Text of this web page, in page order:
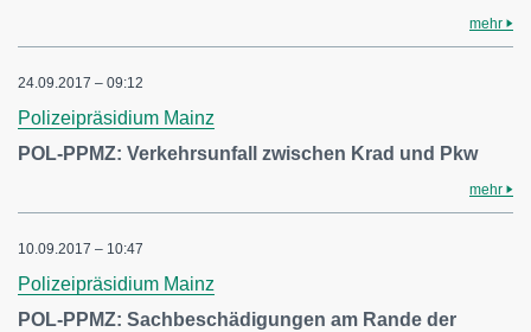
mehr
24.09.2017 – 09:12
Polizeipräsidium Mainz
POL-PPMZ: Verkehrsunfall zwischen Krad und Pkw
mehr
10.09.2017 – 10:47
Polizeipräsidium Mainz
POL-PPMZ: Sachbeschädigungen am Rande der